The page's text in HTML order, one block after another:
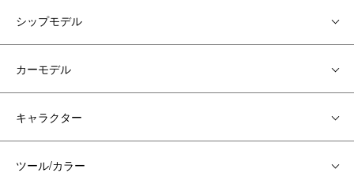
シップモデル
カーモデル
キャラクター
ツール/カラー